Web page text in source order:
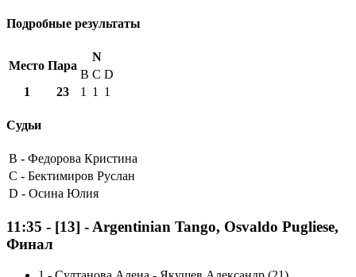
Подробные результаты
Место Пара
N
B C D
1
23 1 1 1
Судьи
B - Федорова Кристина
C - Бектимиров Руслан
D - Осина Юлия
11:35 - [13] - Argentinian Tango, Osvaldo Pugliese,
Финал